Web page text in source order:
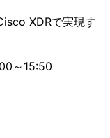
XDRで実現す
～15:50